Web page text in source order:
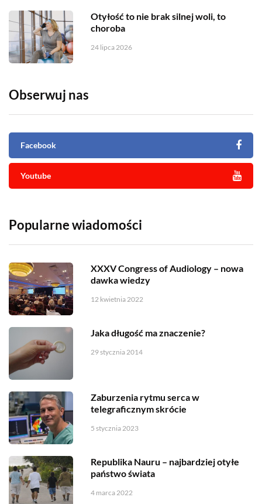
Otyłość to nie brak silnej woli, to
choroba
24 lipca 2026
Obserwuj nas
Facebook
Youtube
Popularne wiadomości
XXXV Congress of Audiology – nowa
dawka wiedzy
12 kwietnia 2022
Jaka długość ma znaczenie?
29 stycznia 2014
Zaburzenia rytmu serca w
telegraficznym skrócie
5 stycznia 2023
Republika Nauru – najbardziej otyłe
państwo świata
4 marca 2022